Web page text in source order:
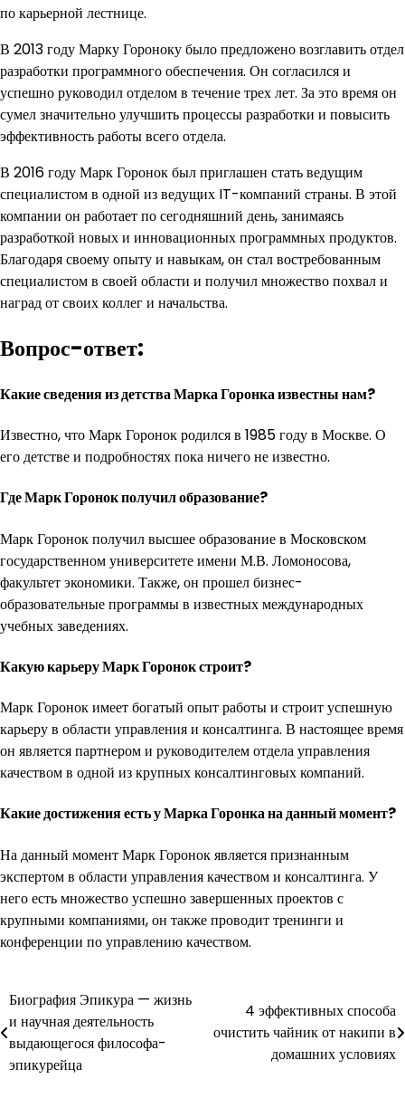
по карьерной лестнице.
В 2013 году Марку Гороноку было предложено возглавить отдел
разработки программного обеспечения. Он согласился и
успешно руководил отделом в течение трех лет. За это время он
сумел значительно улучшить процессы разработки и повысить
эффективность работы всего отдела.
В 2016 году Марк Горонок был приглашен стать ведущим
специалистом в одной из ведущих IT-компаний страны. В этой
компании он работает по сегодняшний день, занимаясь
разработкой новых и инновационных программных продуктов.
Благодаря своему опыту и навыкам, он стал востребованным
специалистом в своей области и получил множество похвал и
наград от своих коллег и начальства.
Вопрос-ответ:
Какие сведения из детства Марка Горонка известны нам?
Известно, что Марк Горонок родился в 1985 году в Москве. О
его детстве и подробностях пока ничего не известно.
Где Марк Горонок получил образование?
Марк Горонок получил высшее образование в Московском
государственном университете имени М.В. Ломоносова,
факультет экономики. Также, он прошел бизнес-
образовательные программы в известных международных
учебных заведениях.
Какую карьеру Марк Горонок строит?
Марк Горонок имеет богатый опыт работы и строит успешную
карьеру в области управления и консалтинга. В настоящее время
он является партнером и руководителем отдела управления
качеством в одной из крупных консалтинговых компаний.
Какие достижения есть у Марка Горонка на данный момент?
На данный момент Марк Горонок является признанным
экспертом в области управления качеством и консалтинга. У
него есть множество успешно завершенных проектов с
крупными компаниями, он также проводит тренинги и
конференции по управлению качеством.
Навигация
по
записям
Биография Эпикура — жизнь
и научная деятельность
выдающегося философа-
эпикурейца
4 эффективных способа
очистить чайник от накипи в
домашних условиях